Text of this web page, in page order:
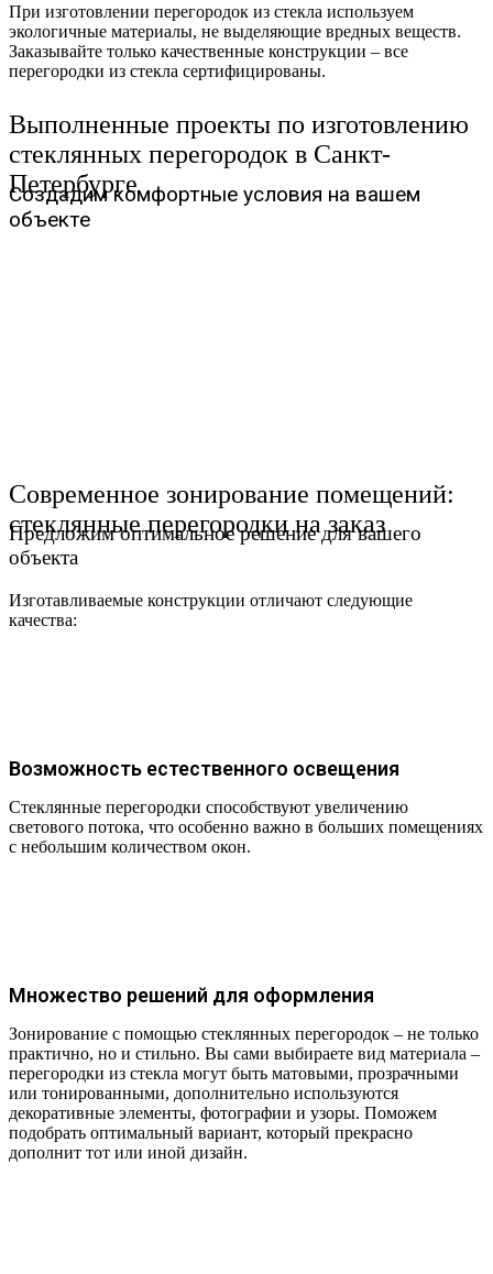
При изготовлении перегородок из стекла используем
экологичные материалы, не выделяющие вредных веществ.
Заказывайте только качественные конструкции – все
перегородки из стекла сертифицированы.
Выполненные проекты по изготовлению
стеклянных перегородок в Санкт-
Петербурге
Создадим комфортные условия на вашем
объекте
Современное зонирование помещений:
стеклянные перегородки на заказ
Предложим оптимальное решение для вашего
объекта
Изготавливаемые конструкции отличают следующие
качества:
Возможность естественного освещения
Стеклянные перегородки способствуют увеличению
светового потока, что особенно важно в больших помещениях
с небольшим количеством окон.
Множество решений для оформления
Зонирование с помощью стеклянных перегородок – не только
практично, но и стильно. Вы сами выбираете вид материала –
перегородки из стекла могут быть матовыми, прозрачными
или тонированными, дополнительно используются
декоративные элементы, фотографии и узоры. Поможем
подобрать оптимальный вариант, который прекрасно
дополнит тот или иной дизайн.